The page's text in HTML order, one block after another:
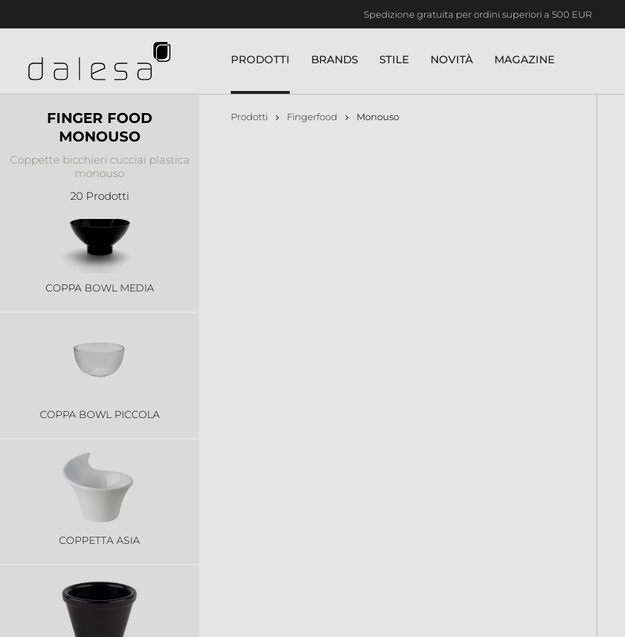
Spedizione gratuita per ordini superiori a 500 EUR
PRODOTTI BRANDS STILE NOVITÀ MAGAZINE
FINGER FOOD
MONOUSO
Coppette bicchieri cucciai plastica
monouso
20 Prodotti
BICCHIERE LIQUORI
COPPA BOWL MEDIA
COPPA BOWL PICCOLA
COPPETTA ASIA
Prodotti Fingerfood Monouso